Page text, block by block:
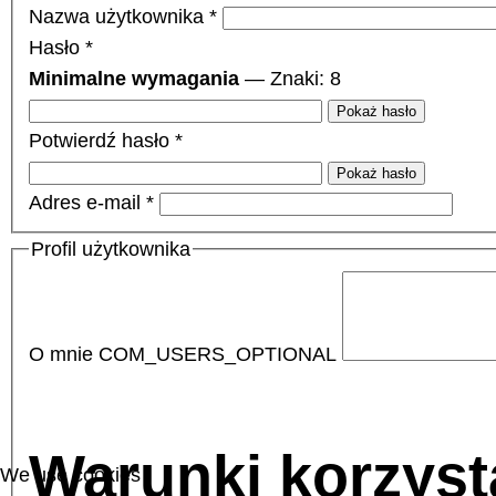
Nazwa użytkownika*
Hasło*
Minimalne wymagania— Znaki: 8
Pokaż hasło
Potwierdź hasło*
Pokaż hasło
Adres e-mail *
Profil użytkownika
O mnie COM_USERS_OPTIONAL
Warunki
We use cookies